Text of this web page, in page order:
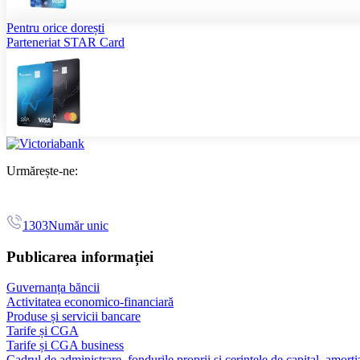
Pentru orice dorești
Parteneriat STAR Card
Urmărește-ne:
1303Număr unic
Publicarea informației
Guvernanța băncii
Activitatea economico-financiară
Produse și servicii bancare
Tarife și CGA
Tarife și CGA business